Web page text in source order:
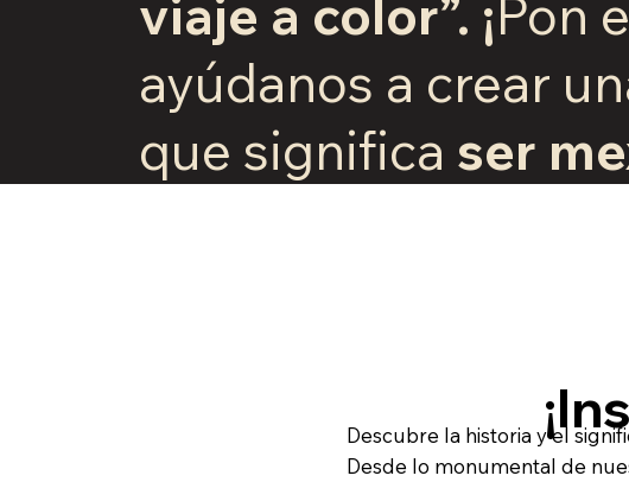
viaje a color”. ¡Pon
ayúdanos a crear
que significa ser
Descubre la historia y el
Desde lo monumental de